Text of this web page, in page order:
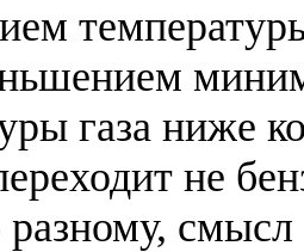
газа ниже
не